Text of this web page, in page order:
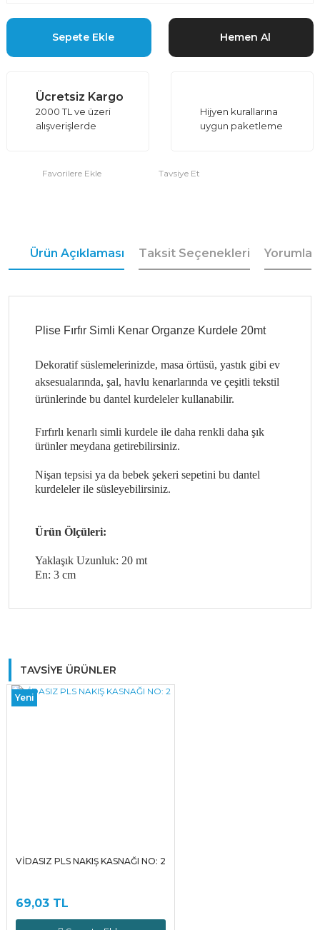
Sepete Ekle Hemen Al
Ücretsiz Kargo
2000 TL ve üzeri
alışverişlerde
Hijyen kurallarına
uygun paketleme
Tavsiye Et
Ürün Açıklaması Taksit Seçenekleri Yorumlar
Plise Fırfır Simli Kenar Organze Kurdele 20mt
Dekoratif süslemelerinizde, masa örtüsü, yastık gibi ev
aksesualarında, şal, havlu kenarlarında ve çeşitli tekstil
ürünlerinde bu dantel kurdeleler kullanabilir.
Fırfırlı kenarlı simli kurdele ile daha renkli daha şık
ürünler meydana getirebilirsiniz.
Nişan tepsisi ya da bebek şekeri sepetini bu dantel
kurdeleler ile süsleyebilirsiniz.
Ürün Ölçüleri:
Yaklaşık Uzunluk: 20 mt
En: 3 cm
TAVSİYE ÜRÜNLER
Yeni
VİDASIZ PLS NAKIŞ KASNAĞI NO: 2
69,03 TL